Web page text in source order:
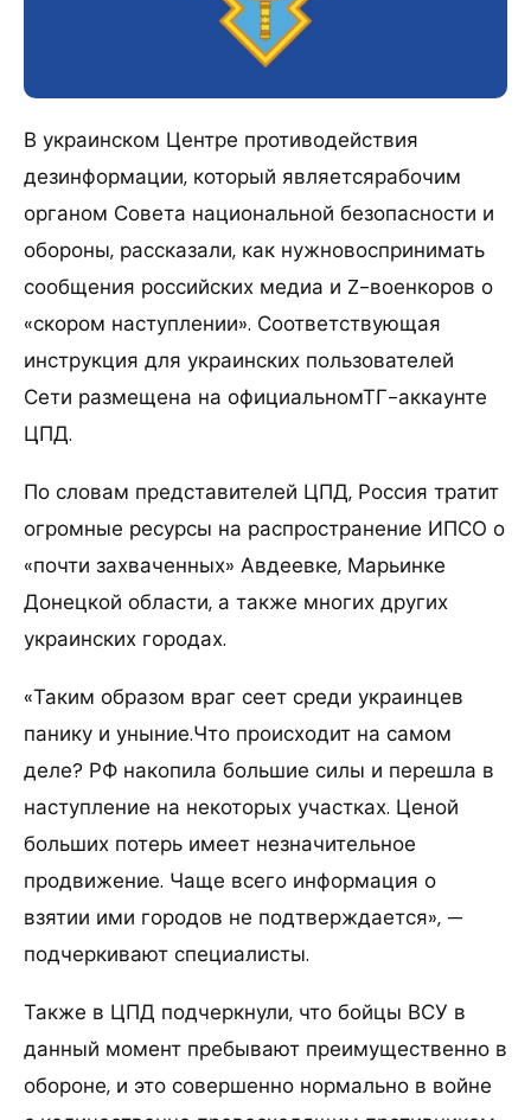
В украинском Центре противодействия
дезинформации, который являетсярабочим
органом Совета национальной безопасности и
обороны, рассказали, как нужновоспринимать
сообщения российских медиа и Z-военкоров о
«скором наступлении». Соответствующая
инструкция для украинских пользователей
Сети размещена на официальномТГ-аккаунте
ЦПД.
По словам представителей ЦПД, Россия тратит
огромные ресурсы на распространение ИПСО о
«почти захваченных» Авдеевке, Марьинке
Донецкой области, а также многих других
украинских городах.
«Таким образом враг сеет среди украинцев
панику и уныние.Что происходит на самом
деле? РФ накопила большие силы и перешла в
наступление на некоторых участках. Ценой
больших потерь имеет незначительное
продвижение. Чаще всего информация о
взятии ими городов не подтверждается», —
подчеркивают специалисты.
Также в ЦПД подчеркнули, что бойцы ВСУ в
данный момент пребывают преимущественно в
обороне, и это совершенно нормально в войне